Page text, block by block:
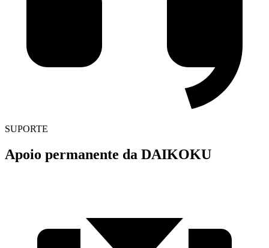
SUPORTE
Apoio permanente da DAIKOKU